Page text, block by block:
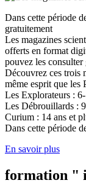
Dans cette période
gratuitement
Les magazines
offerts en format
pouvez les consulter
Découvrez ces trois
même esprit que les
Les Explorateurs :
Les Débrouillards :
Curium : 14 ans et
Dans cette période
En savoir plus
formation "